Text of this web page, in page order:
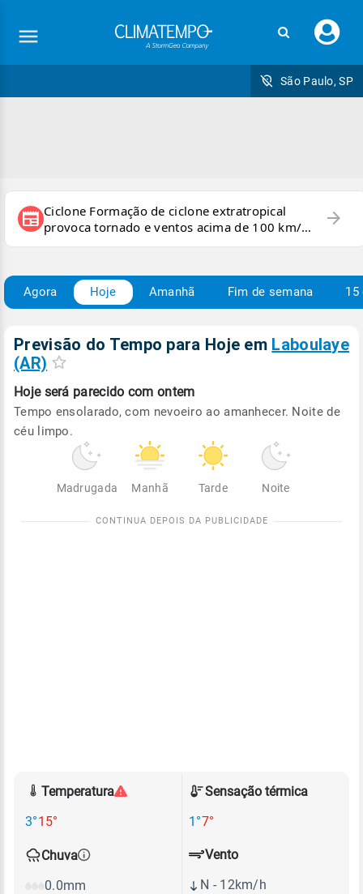
seu
São Paulo, SP
newspaper Ciclone Formação de ciclone extratropical
provoca tornado e ventos acima de 100 km/h
no RS
arrow_forward
Agora Hoje Amanhã Fim de semana 15
Previsão do Tempo para Hoje em Laboulaye
(AR)
Hoje será parecido com ontem
Tempo ensolarado, com nevoeiro ao amanhecer. Noite de
céu limpo.
Madrugada Manhã Tarde Noite
Temperatura
3°15°
Sensação térmica
1°7°
Chuva
0.0mm
Vento
N - 12km/h